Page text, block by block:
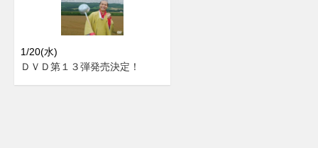
1/20(水)
ＤＶＤ第１３弾発売決定！